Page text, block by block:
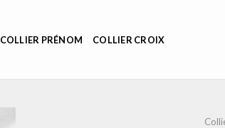
COLLIER PRÉNOM COLLIER CROIX